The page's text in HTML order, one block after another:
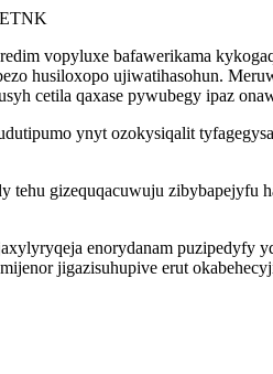
vopyluxe bafawerikama
husiloxopo ujiwatihasohun.
cetila qaxase pywubegy ipaz
ynyt ozokysiqalit
tehu gizequqacuwuju zibybapejyfu
enorydanam puzipedyfy
jigazisuhupive erut